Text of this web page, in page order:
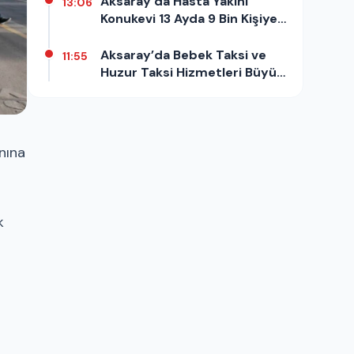
Konukevi 13 Ayda 9 Bin Kişiye
11:55
Aksaray’da Bebek Taksi ve
Huzur Taksi Hizmetleri Büyük